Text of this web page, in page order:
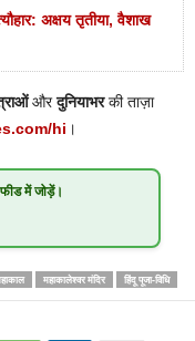
अक्षय तृतीया, वैशाख
औरदुनियाभरकी ताज़ा
hi ।
में जोड़ें।
महाकालेश्वर मंदिर हिंदू पूजा-विधि